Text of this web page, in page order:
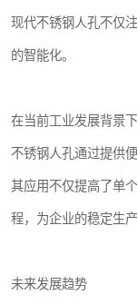
现代不锈钢人孔不仅
的智能化。
在当前工业发展背景
不锈钢人孔通过提供
其应用不仅提高了单
程，为企业的稳定生
未来发展趋势